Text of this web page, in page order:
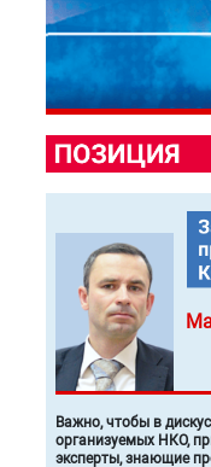
Важно, чтобы в
организуемых НКО,
эксперты, знающие